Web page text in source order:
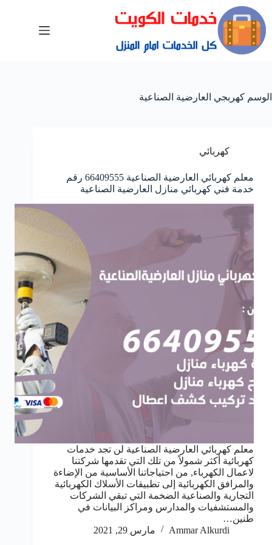
الوسم كهربجي العارضية الصناعية
كهربائي
معلم كهربائي العارضية الصناعية 66409555 رقم
خدمة فني كهربائي منازل العارضية الصناعية
معلم كهربائي العارضية الصناعية لن تجد خدمات
كهربائية أكثر شمولاً من تلك التي تقدمها شركتنا
لاعمال الكهرباء, من احتياجاتنا الأساسية من الإضاءة
والمرافق الكهربائية إلى تطبيقات الأسلاك الكهربائية
التجارية والصناعية الضخمة التي تبقي الشركات
والمستشفيات والمدارس ومراكز البيانات في
طنين…
Ammar Alkurdi
مارس 29, 2021